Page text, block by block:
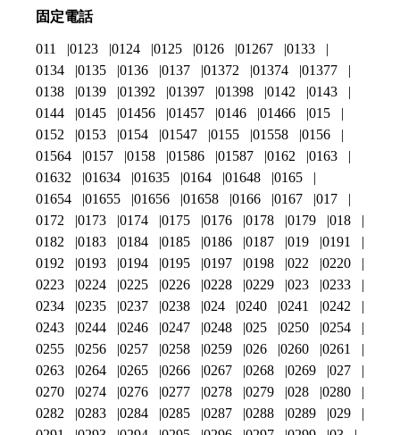
固定電話
011 0123 0124 0125 0126 01267
0133
0134
0135 0136 0137 01372 01374
01377
0138
0139 01392 01397 01398 0142
0143
0144
0145 01456 01457 0146 01466
015
0152
0153 0154 01547 0155 01558
0156
01564
0157 0158 01586 01587 0162
0163
01632
01634 01635 0164 01648
0165
01654
01655 01656 01658 0166 0167
017
0172
0173 0174 0175 0176 0178 0179
018
0182
0183 0184 0185 0186 0187 019
0191
0192
0193 0194 0195 0197 0198 022
0220
0223
0224 0225 0226 0228 0229 023
0233
0234
0235 0237 0238 024 0240 0241
0242
0243
0244 0246 0247 0248 025 0250
0254
0255
0256 0257 0258 0259 026 0260
0261
0263
0264 0265 0266 0267 0268 0269
027
0270
0274 0276 0277 0278 0279 028
0280
0282
0283 0284 0285 0287 0288 0289
029